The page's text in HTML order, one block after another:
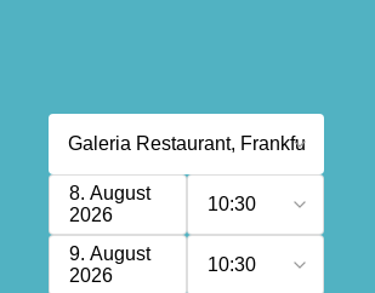
8. August
2026
10:30
9. August
2026
10:30